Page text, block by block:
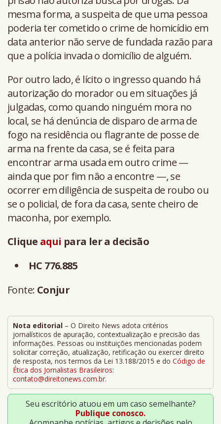
mesma forma, a suspeita de que uma pessoa
poderia ter cometido o crime de homicídio em
data anterior não serve de fundada razão para
que a polícia invada o domicílio de alguém.
Por outro lado, é lícito o ingresso quando há
autorização do morador ou em situações já
julgadas, como quando ninguém mora no
local, se há denúncia de disparo de arma de
fogo na residência ou flagrante de posse de
arma na frente da casa, se é feita para
encontrar arma usada em outro crime —
ainda que por fim não a encontre —, se
ocorrer em diligência de suspeita de roubo ou
se o policial, de fora da casa, sente cheiro de
maconha, por exemplo.
Clique aqui para ler a decisão
HC 776.885
Fonte: Conjur
Nota editorial – O Direito News adota critérios
jornalísticos de apuração, contextualização e precisão das
informações. Pessoas ou instituições mencionadas podem
solicitar correção, atualização, retificação ou exercer direito
de resposta, nos termos da Lei 13.188/2015 e do Código de
Ética dos Jornalistas Brasileiros:
contato@direitonews.com.br.
Seu escritório atuou em um caso semelhante?
Publique conosco.